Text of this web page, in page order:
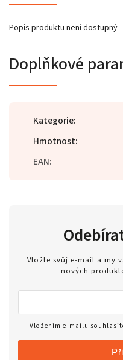
Popis produktu není dostupný
Doplňkové
Kategorie:
Hmotnost:
EAN:
Vložte svůj e-mail a my
nových
Vložením e-mailu